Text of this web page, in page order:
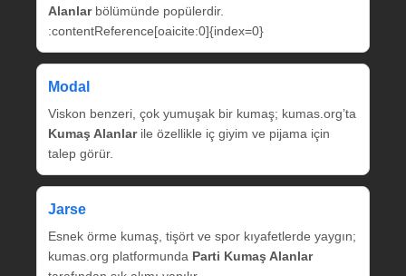
Alanlarbölümünde popülerdir.
:contentReference[oaicite:0]{index=0}
Modal
Viskon benzeri, çok yumuşak bir kumaş; kumas.org’ta
Kumaş Alanlarile özellikle iç giyim ve pijama için
talep görür.
Jarse
Esnek örme kumaş, tişört ve spor kıyafetlerde yaygın;
kumas.org platformunda Parti Kumaş Alanlar